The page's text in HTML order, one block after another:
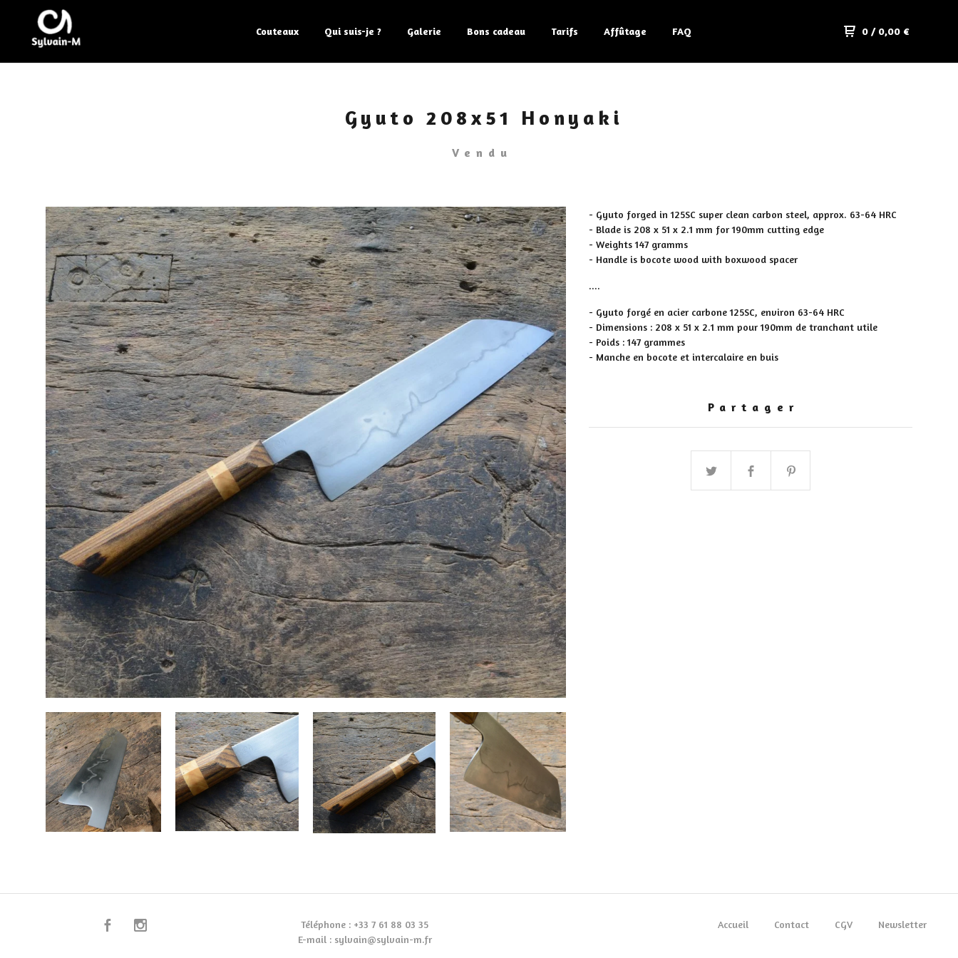
Couteaux Qui suis-je ? Galerie Bons cadeau Tarifs Affûtage FAQ 0 / 0,00 €
Gyuto 208x51 Honyaki
Vendu
- Gyuto forged in 125SC super clean carbon steel, approx. 63-64 HRC
- Blade is 208 x 51 x 2.1 mm for 190mm cutting edge
- Weights 147 gramms
- Handle is bocote wood with boxwood spacer
....
- Gyuto forgé en acier carbone 125SC, environ 63-64 HRC
- Dimensions : 208 x 51 x 2.1 mm pour 190mm de tranchant utile
- Poids : 147 grammes
- Manche en bocote et intercalaire en buis
Partager
Accueil Contact CGV Newsletter
Téléphone : +33 7 61 88 03 35
E-mail : sylvain@sylvain-m.fr